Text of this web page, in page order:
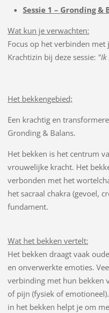
Sessie 1 – Gronding &
Wat kun je verwachten:
Focus op het verbinden met
Krachtizin bij deze sessie: "Ik
Het bekkengebied;
Een krachtig en
Gronding & Balans.
Het bekken is het centrum
vrouwelijke kracht. Het
verbonden met het
het sacraal chakra (gevoel,
fundament.
Wat het bekken vertelt:
Het bekken draagt vaak
en onverwerkte emoties.
verbinding met hun bekken
of pijn (fysiek of
in het bekken helpt je om